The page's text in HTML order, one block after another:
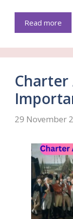
Read more
Charter
29 November